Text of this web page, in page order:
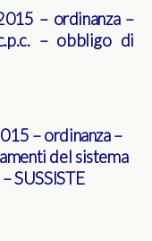
– ordinanza –
– obbligo di
– ordinanza –
del sistema
SUSSISTE